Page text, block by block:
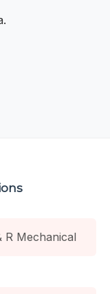
R Mechanical